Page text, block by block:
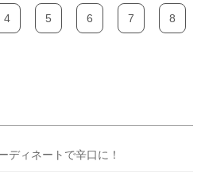
4 5 6 7 8
ィネートで辛口に！